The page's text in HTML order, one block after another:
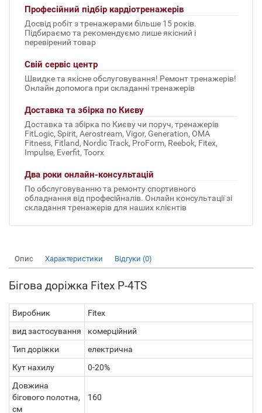
Професійний підбір кардіотренажерів
Досвід робіт з тренажерами більше 15 років.
Підбираємо та рекомендуємо лише якісний і
перевірений товар
Свій сервіс центр
Швидке та якісне обслуговування! Ремонт тренажерів!
Онлайн допомога при складанні тренажерів
Доставка та збірка по Києву
Доставка та збірка по Києву чи поруч, тренажерів
FitLogic, Spirit, Aerostream, Vigor, Generation, OMA
Fitness, Fitland, Nordic Track, ProForm, Reebok, Fitex,
Impulse, Everfit, Toorx
Два роки онлайн-консультацій
По обслуговуванню та ремонту спортивного
обладнання від професійналів. Онлайн консультації зі
складання тренажерів для наших клієнтів
Опис Характеристики Відгуки (0)
Бігова доріжка Fitex P-4TS
Виробник
Fitex
вид застосування
комерційний
Тип доріжки
електрична
Кут нахилу
0-20%
Довжина
бігового полотна,
см
160